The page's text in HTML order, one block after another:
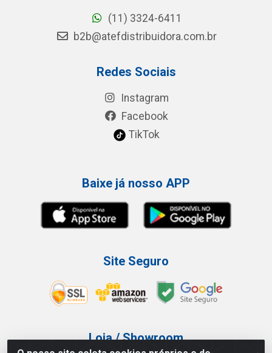
(11) 3324-6411
b2b@atefdistribuidora.com.br
Redes Sociais
Instagram
Facebook
TikTok
Baixe já nosso APP
Site Seguro
Loja / Showroom